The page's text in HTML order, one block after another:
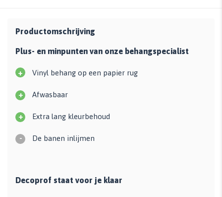
Productomschrijving
Plus- en minpunten van onze behangspecialist
+ Vinyl behang op een papier rug
+ Afwasbaar
+ Extra lang kleurbehoud
- De banen inlijmen
Decoprof staat voor je klaar